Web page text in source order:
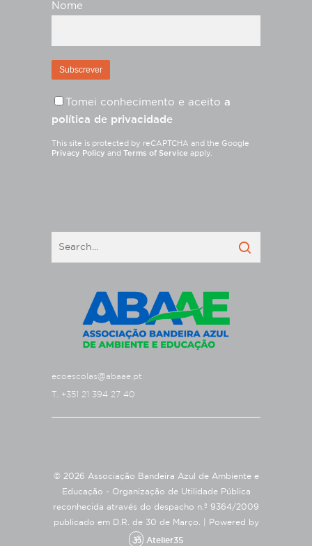
Nome
Tomei conhecimento e aceito a
política de privacidade
This site is protected by reCAPTCHA and the Google
Privacy Policy and Terms of Service apply.
ecoescolas@abaae.pt
T. +351 21 394 27 40
© 2026 Associação Bandeira Azul de Ambiente e
Educação - Organização de Utilidade Pública
reconhecida através do despacho n.º 9364/2009
publicado em D.R. de 30 de Março. |
Powered by
Atelier35